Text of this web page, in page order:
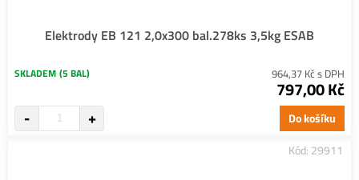
Elektrody EB 121 2,0x300 bal.278ks 3,5kg ESAB
SKLADEM (5 BAL) 964,37 Kč s DPH
797,00 Kč
Do košíku
Kód: 29911